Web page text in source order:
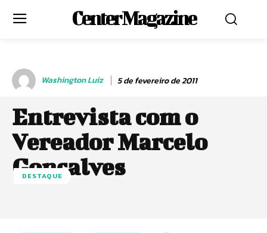
Center Magazine
Washington Luiz 5 de fevereiro de 2011
Entrevista com o
Vereador Marcelo
Gonçalves
DESTAQUE